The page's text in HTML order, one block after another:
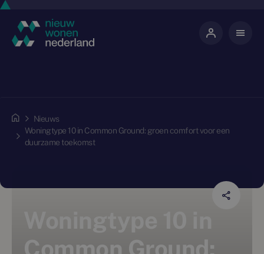
Nieuws
Woningtype 10 in Common Ground: groen comfort voor een
duurzame toekomst